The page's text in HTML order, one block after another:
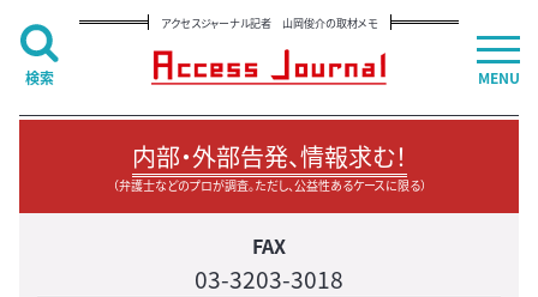
アクセスジャーナル記者 山岡俊介の取材メモ
内部・外部告発、情報求む！
（弁護士などのプロが調査。ただし、公益性あるケースに限る）
FAX
03-3203-3018
MENU
検索